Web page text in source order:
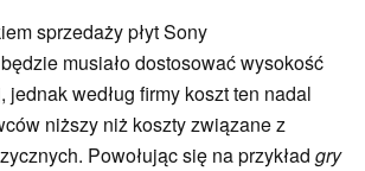
sprzedaży płyt Sony
musiało dostosować wysokość
jednak według firmy koszt ten nadal
niższy niż koszty związane z
Powołując się na przykład gry